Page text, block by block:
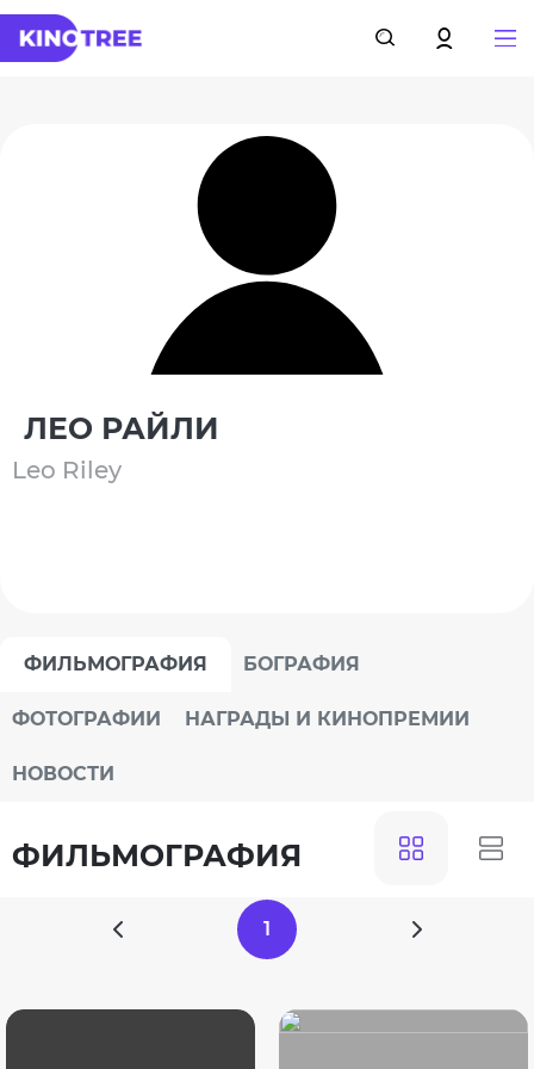
ЛЕО РАЙЛИ
Leo Riley
ФИЛЬМОГРАФИЯ БОГРАФИЯ
ФОТОГРАФИИ НАГРАДЫ И КИНОПРЕМИИ
НОВОСТИ
ФИЛЬМОГРАФИЯ
1